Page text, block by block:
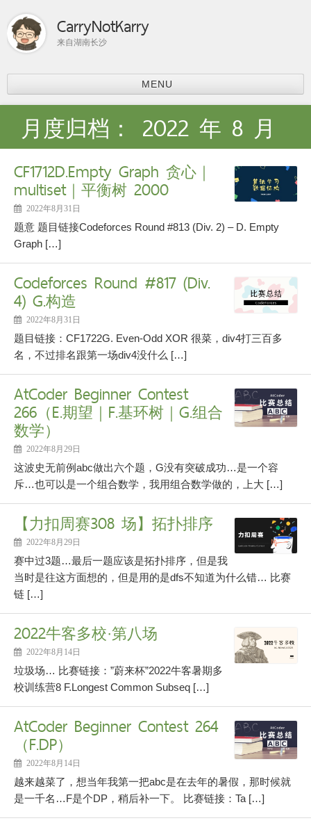
CarryNotKarry
来自湖南长沙
MENU
比赛总结
ACM-ICPC
分享
上课内容
课程学习
科研
论文阅读
个人主页
月度归档： 2022 年 8 月
CF1712D.Empty Graph 贪心｜
multiset｜平衡树 2000
2022年8月31日
题意 题目链接Codeforces Round #813 (Div. 2) – D. Empty
Graph […]
Codeforces Round #817 (Div.
4) G.构造
2022年8月31日
题目链接：CF1722G. Even-Odd XOR 很菜，div4打三百多
名，不过排名跟第一场div4没什么 […]
AtCoder Beginner Contest
266（E.期望｜F.基环树｜G.组合
数学）
2022年8月29日
这波史无前例abc做出六个题，G没有突破成功…是一个容
斥…也可以是一个组合数学，我用组合数学做的，上大 […]
【力扣周赛308 场】拓扑排序
2022年8月29日
赛中过3题…最后一题应该是拓扑排序，但是我
当时是往这方面想的，但是用的是dfs不知道为什么错… 比赛
链 […]
2022牛客多校·第八场
2022年8月14日
垃圾场… 比赛链接：”蔚来杯”2022牛客暑期多
校训练营8 F.Longest Common Subseq […]
AtCoder Beginner Contest 264
（F.DP）
2022年8月14日
越来越菜了，想当年我第一把abc是在去年的暑假，那时候就
是一千名…F是个DP，稍后补一下。 比赛链接：Ta […]